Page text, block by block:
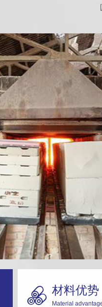
 材料优势
Material